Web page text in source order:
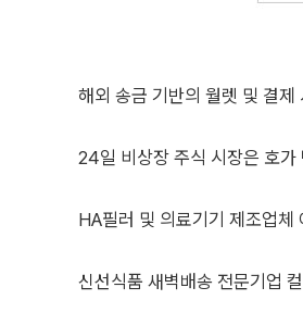
해외 송금 기반의 월렛 및 결
24일 비상장 주식 시장은 호가
HA필러 및 의료기기 제조업
신선식품 새벽배송 전문기업